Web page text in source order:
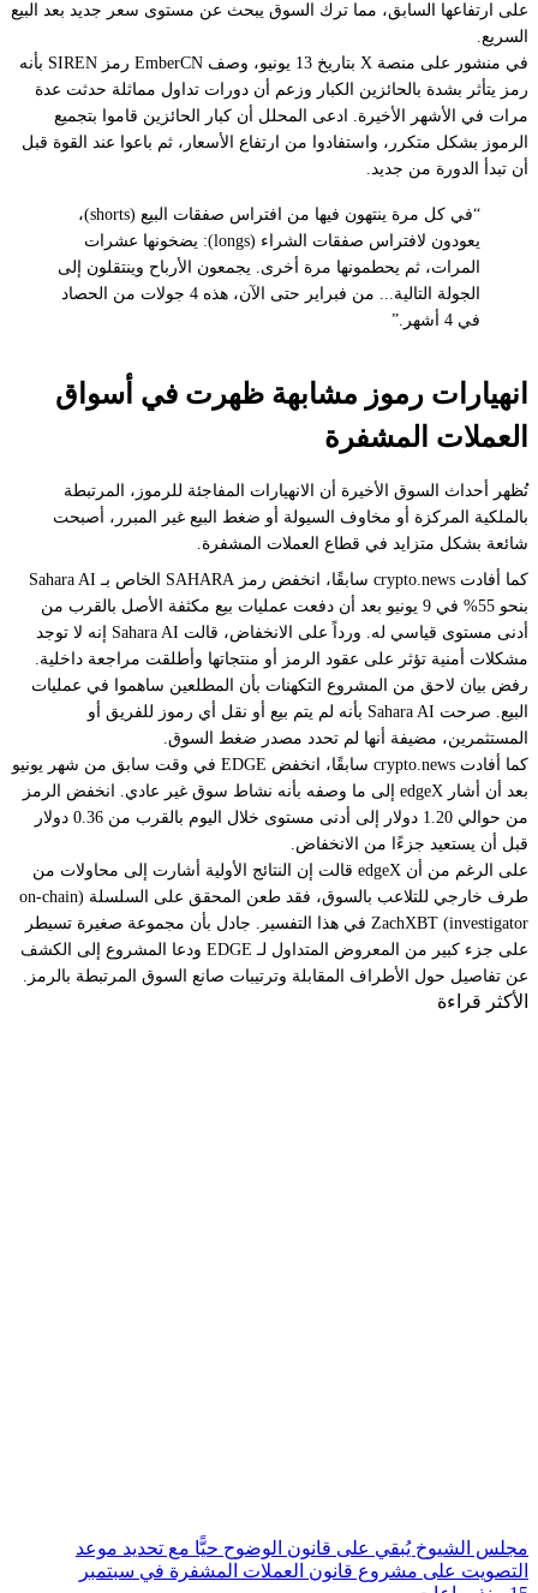
على ارتفاعها السابق، مما ترك السوق يبحث عن مستوى سعر جديد بعد البيع
السريع.
في منشور على منصة X بتاريخ 13 يونيو، وصف EmberCN رمز SIREN بأنه
رمز يتأثر بشدة بالحائزين الكبار وزعم أن دورات تداول مماثلة حدثت عدة
مرات في الأشهر الأخيرة. ادعى المحلل أن كبار الحائزين قاموا بتجميع
الرموز بشكل متكرر، واستفادوا من ارتفاع الأسعار، ثم باعوا عند القوة قبل
أن تبدأ الدورة من جديد.
“في كل مرة ينتهون فيها من افتراس صفقات البيع (shorts)،
يعودون لافتراس صفقات الشراء (longs): يضخونها عشرات
المرات، ثم يحطمونها مرة أخرى. يجمعون الأرباح وينتقلون إلى
الجولة التالية... من فبراير حتى الآن، هذه 4 جولات من الحصاد
في 4 أشهر.”
انهيارات رموز مشابهة ظهرت في أسواق
العملات المشفرة
تُظهر أحداث السوق الأخيرة أن الانهيارات المفاجئة للرموز، المرتبطة
بالملكية المركزة أو مخاوف السيولة أو ضغط البيع غير المبرر، أصبحت
شائعة بشكل متزايد في قطاع العملات المشفرة.
كما أفادت crypto.news سابقًا، انخفض رمز SAHARA الخاص بـ Sahara AI
بنحو 55% في 9 يونيو بعد أن دفعت عمليات بيع مكثفة الأصل بالقرب من
أدنى مستوى قياسي له. ورداً على الانخفاض، قالت Sahara AI إنه لا توجد
مشكلات أمنية تؤثر على عقود الرمز أو منتجاتها وأطلقت مراجعة داخلية.
رفض بيان لاحق من المشروع التكهنات بأن المطلعين ساهموا في عمليات
البيع. صرحت Sahara AI بأنه لم يتم بيع أو نقل أي رموز للفريق أو
المستثمرين، مضيفة أنها لم تحدد مصدر ضغط السوق.
كما أفادت crypto.news سابقًا، انخفض EDGE في وقت سابق من شهر يونيو
بعد أن أشار edgeX إلى ما وصفه بأنه نشاط سوق غير عادي. انخفض الرمز
من حوالي 1.20 دولار إلى أدنى مستوى خلال اليوم بالقرب من 0.36 دولار
قبل أن يستعيد جزءًا من الانخفاض.
على الرغم من أن edgeX قالت إن النتائج الأولية أشارت إلى محاولات من
طرف خارجي للتلاعب بالسوق، فقد طعن المحقق على السلسلة (on-chain
investigator) ZachXBT في هذا التفسير. جادل بأن مجموعة صغيرة تسيطر
على جزء كبير من المعروض المتداول لـ EDGE ودعا المشروع إلى الكشف
عن تفاصيل حول الأطراف المقابلة وترتيبات صانع السوق المرتبطة بالرمز.
الأكثر قراءة
مجلس الشيوخ يُبقي على قانون الوضوح حيًّا مع تحديد موعد
التصويت على مشروع قانون العملات المشفرة في سبتمبر